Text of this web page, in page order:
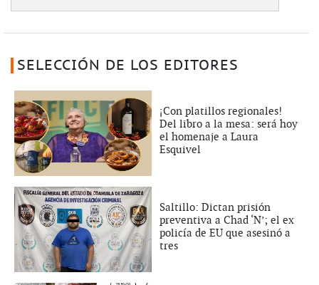
SELECCIÓN DE LOS EDITORES
¡Con platillos regionales!
Del libro a la mesa: será hoy
el homenaje a Laura
Esquivel
Saltillo: Dictan prisión
preventiva a Chad ‘N’; el ex
policía de EU que asesinó a
tres